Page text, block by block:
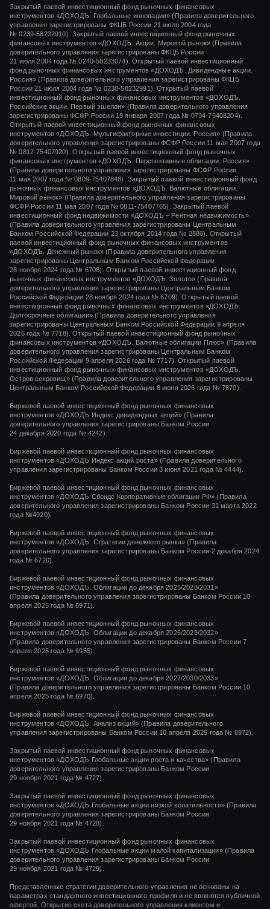
Закрытый паевой инвестиционный фонд рыночных финансовых
инструментов «ДОХОДЪ. Глобальные инновации» (Правила доверительного
управления зарегистрированы ФКЦБ России 21 июля 2004 года
№ 0239-58232910). Закрытый паевой инвестиционный фонд рыночных
финансовых инструментов «ДОХОДЪ. Акции. Мировой рынок» (Правила
доверительного управления зарегистрированы ФКЦБ России
21 июля 2004 года № 0240-58233074). Открытый паевой инвестиционный
фонд рыночных финансовых инструментов «ДОХОДЪ. Дивидендные акции.
Россия» (Правила доверительного управления зарегистрированы ФКЦБ
России21 июля 2004 года № 0238-58232991). Открытый паевой
инвестиционный фонд рыночных финансовых инструментов «ДОХОДЪ.
Российские акции. Первый эшелон» (Правила доверительного управления
зарегистрированы ФСФР России 18 января 2007 года № 0734-75408204).
Открытый паевой инвестиционный фонд рыночных финансовых
инструментов «ДОХОДЪ. Мультифакторные инвестиции. Россия» (Правила
доверительного управления зарегистрированы ФСФР России 11 мая 2007 года
№ 0812-75407920). Открытый паевой инвестиционный фонд рыночных
финансовых инструментов «ДОХОДЪ. Перспективные облигации. Россия»
(Правила доверительного управления зарегистрированы ФСФР России
11 мая 2007 года № 0809-75407848).
Закрытый паевой инвестиционный фонд
рыночных финансовых инструментов «ДОХОДЪ. Валютные облигации.
Мировой рынок» (Правила доверительного управления зарегистрированы
ФСФР России 11 мая 2007 года № 0811-75407765).
Закрытый паевой
инвестиционный фонд недвижимости «ДОХОДЪ – Рентная недвижимость»
(Правила доверительного управления зарегистрированы Центральным
Банком Российской Федерации 23 октября 2014 года № 2880).
Открытый
паевой инвестиционный фонд рыночных финансовых инструментов
«ДОХОДЪ. Денежный рынок» (Правила доверительного управления
зарегистрированы Центральным Банком Российской Федерации
28 ноября 2024 года № 6708).
Открытый паевой инвестиционный фонд
рыночных финансовых инструментов «ДОХОДЪ. Золото» (Правила
доверительного управления зарегистрированы Центральным Банком
Российской Федерации 28 ноября 2024 года№ 6709). Открытый паевой
инвестиционный фонд рыночных финансовых инструментов «ДОХОДЪ.
Долгосрочные облигации» (Правила доверительного управления
зарегистрированы Центральным Банком Российской Федерации 9 апреля
2026 года № 7718). Открытый паевой инвестиционный фонд рыночных
финансовых инструментов «ДОХОДЪ. Валютные облигации Плюс» (Правила
доверительного управления зарегистрированы Центральным Банком
Российской Федерации 9 апреля 2026 года № 7717). Открытый паевой
инвестиционный фонд рыночных финансовых инструментов «ДОХОДЪ.
Остров сокровищ» (Правила доверительного управления зарегистрированы
Центральным Банком Российской Федерации 8 июня 2026 года № 7870).
Биржевой паевой инвестиционный фонд рыночных финансовых
инструментов«ДОХОДЪ Индекс дивидендных акций»(Правила
доверительного управления зарегистрированы Банком России
24 декабря 2020 года № 4242)
Биржевой паевой инвестиционный фонд рыночных финансовых
инструментов«ДОХОДЪ Индекс акций роста»(Правила доверительного
управления зарегистрированы Банком России3 июня 2021 года № 4444).
Биржевой паевой инвестиционный фонд рыночных финансовых
инструментов «ДОХОДЪ Сбондс Корпоративные облигации РФ» (Правила
доверительного управления зарегистрированы Банком России 31 марта 2022
года №4920).
Биржевой паевой инвестиционный фонд рыночных финансовых
инструментов «ДОХОДЪ. Стратегии денежного рынка» (Правила
доверительного управления зарегистрированы Банком России 2 декабря 2024
года № 6720).
Биржевой паевой инвестиционный фонд рыночных финансовых
инструментов «ДОХОДЪ. Облигации до декабря 2025/2028/2031»
(Правила доверительного управления зарегистрированы Банком России 10
апреля 2025 года № 6971).
Биржевой паевой инвестиционный фонд рыночных финансовых
инструментов «ДОХОДЪ. Облигации до декабря 2026/2029/2032»
(Правила доверительного управления зарегистрированы Банком России 7
апреля 2025 года № 6955).
Биржевой паевой инвестиционный фонд рыночных финансовых
инструментов «ДОХОДЪ. Облигации до декабря 2027/2030/2033»
(Правила доверительного управления зарегистрированы Банком России 10
апреля 2025 года № 6970).
Биржевой паевой инвестиционный фонд рыночных финансовых
инструментов «ДОХОДЪ. Анализ акций» (Правила доверительного
управления зарегистрированы Банком России 10 апреля 2025 года № 6972).
Закрытый паевой инвестиционный фонд рыночных финансовых
инструментов«ДОХОДЪ Глобальные акции роста и качества» (Правила
доверительного управления зарегистрированы Банком России
29 ноября 2021 года № 4727).
Закрытый паевой инвестиционный фонд рыночных финансовых
инструментов«ДОХОДЪ Глобальные акции низкой волатильности»(Правила
доверительного управления зарегистрированы Банком России
29 ноября 2021 года № 4728).
Закрытый паевой инвестиционный фонд рыночных финансовых
инструментов«ДОХОДЪ Глобальные акции малой капитализации»(Правила
доверительного управления зарегистрированы Банком России
29 ноября 2021 года № 4729).
Представленные стратегии доверительного управления не основаны на
параметрах стандартного инвестиционного профиля и не являются публичной
офертой. Открытие счета доверительного управления клиентом и